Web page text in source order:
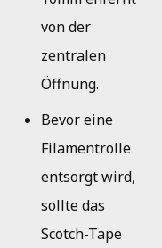
von der
zentralen
Öffnung.
Bevor eine
Filamentrolle
entsorgt wird,
sollte das
Scotch-Tape